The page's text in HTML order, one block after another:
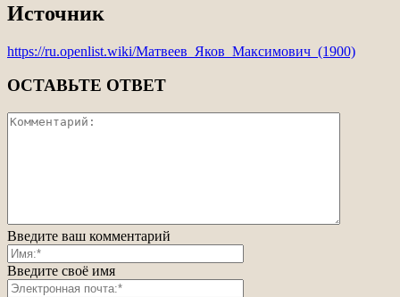
Источник
https://ru.openlist.wiki/Матвеев_Яков_Максимович_(1900)
ОСТАВЬТЕ ОТВЕТ
Введите ваш комментарий
Введите своё имя